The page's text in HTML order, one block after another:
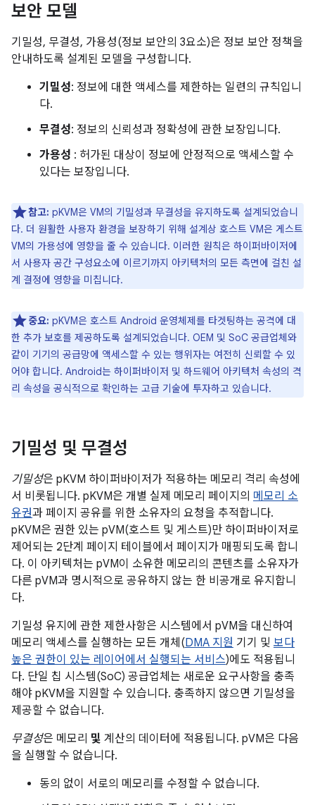
보안 모델
기밀성, 무결성, 가용성(정보 보안의 3요소)은 정보 보안 정책을
안내하도록 설계된 모델을 구성합니다.
기밀성: 정보에 대한 액세스를 제한하는 일련의 규칙입니
다.
무결성: 정보의 신뢰성과 정확성에 관한 보장입니다.
가용성 : 허가된 대상이 정보에 안정적으로 액세스할 수
있다는 보장입니다.
참고: pKVM은 VM의 기밀성과 무결성을 유지하도록 설계되었습니
다. 더 원활한 사용자 환경을 보장하기 위해 설계상 호스트 VM은 게스트
VM의 가용성에 영향을 줄 수 있습니다. 이러한 원칙은 하이퍼바이저에
서 사용자 공간 구성요소에 이르기까지 아키텍처의 모든 측면에 걸친 설
계 결정에 영향을 미칩니다.
중요: pKVM은 호스트 Android 운영체제를 타겟팅하는 공격에 대
한 추가 보호를 제공하도록 설계되었습니다. OEM 및 SoC 공급업체와
같이 기기의 공급망에 액세스할 수 있는 행위자는 여전히 신뢰할 수 있
어야 합니다. Android는 하이퍼바이저 및 하드웨어 아키텍처 속성의 격
리 속성을 공식적으로 확인하는 고급 기술에 투자하고 있습니다.
기밀성 및 무결성
기밀성은 pKVM 하이퍼바이저가 적용하는 메모리 격리 속성에
서 비롯됩니다. pKVM은 개별 실제 메모리 페이지의 메모리 소
유권과 페이지 공유를 위한 소유자의 요청을 추적합니다.
pKVM은 권한 있는 pVM(호스트 및 게스트)만 하이퍼바이저로
제어되는 2단계 페이지 테이블에서 페이지가 매핑되도록 합니
다. 이 아키텍처는 pVM이 소유한 메모리의 콘텐츠를 소유자가
다른 pVM과 명시적으로 공유하지 않는 한 비공개로 유지합니
다.
기밀성 유지에 관한 제한사항은 시스템에서 pVM을 대신하여
메모리 액세스를 실행하는 모든 개체(DMA 지원 기기 및 보다
높은 권한이 있는 레이어에서 실행되는 서비스)에도 적용됩니
다. 단일 칩 시스템(SoC) 공급업체는 새로운 요구사항을 충족
해야 pKVM을 지원할 수 있습니다. 충족하지 않으면 기밀성을
제공할 수 없습니다.
무결성은 메모리 및 계산의 데이터에 적용됩니다. pVM은 다음
을 실행할 수 없습니다.
동의 없이 서로의 메모리를 수정할 수 없습니다.